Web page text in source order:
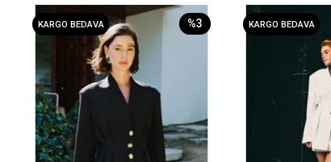
KARGO BEDAVA %3 KARGO BEDAVA